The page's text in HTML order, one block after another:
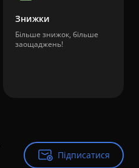
Знижки
Більше знижок, більше
заощаджень!
Підписатися
Підписатися